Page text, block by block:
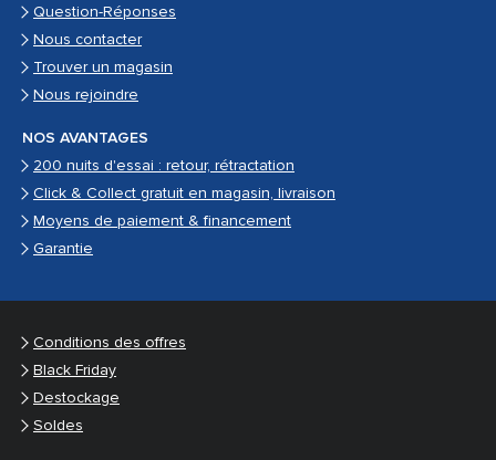
Question-Réponses
Nous contacter
Trouver un magasin
Nous rejoindre
NOS AVANTAGES
200 nuits d'essai : retour, rétractation
Click & Collect gratuit en magasin, livraison
Moyens de paiement & financement
Garantie
Conditions des offres
Black Friday
Destockage
Soldes